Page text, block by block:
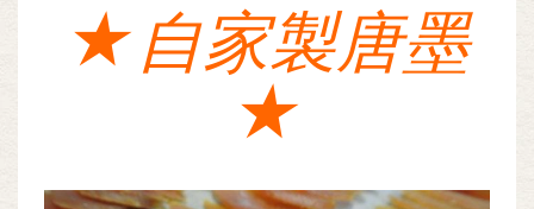
★自家製唐墨
★